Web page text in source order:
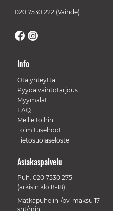
020 7530 222 (Vaihde)
Info
Ota yhteyttä
Pyydä vaihtotarjous
Myymälät
FAQ
Meille töihin
Toimitusehdot
Tietosuojaseloste
Asiakaspalvelu
Puh. 020 7530 275
(arkisin klo 8-18)
Matkapuhelin-/pv-maksu 17
snt/min.